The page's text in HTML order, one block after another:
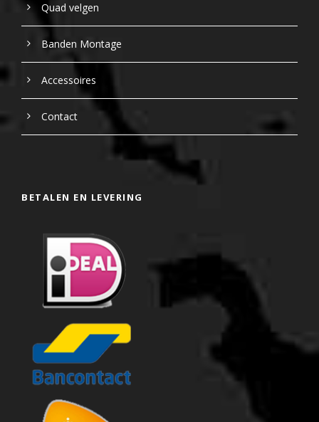
Quad velgen
Banden Montage
Accessoires
Contact
BETALEN EN LEVERING